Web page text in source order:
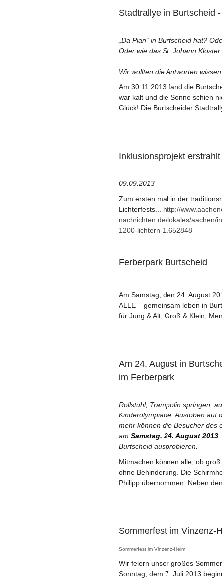
Stadtrallye in Burtscheid
„Da Pian“ in Burtscheid hat?
Oder wie das St. Johann Kloster
Wir wollten die Antworten
Am 30.11.2013 fand die
war kalt und die Sonne schien
Glück! Die Burtscheider
Inklusionsprojekt
09.09.2013
Zum ersten mal in der
Lichterfests... http://
nachrichten.de/lokales/aachen/
1200-lichtern-1.652848
Ferberpark Burtscheid
Am Samstag, den 24. August
ALLE – gemeinsam leben in
für Jung & Alt, Groß & Klein,
Am 24. August in
im Ferberpark
Rollstuhl, Trampolin springen,
Kinderolympiade, Austoben auf
mehr können die Besucher des
am Samstag, 24. August 2013
Burtscheid ausprobieren.
Mitmachen können alle, ob
ohne Behinderung. Die
Philipp übernommen. Neben
Sommerfest im Vinzenz-
Sommerfest im Vinzenz-Heim
Wir feiern unser großes
Sonntag, dem 7. Juli 2013